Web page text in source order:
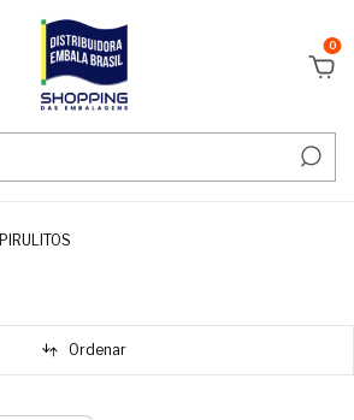
0
PIRULITOS
Ordenar